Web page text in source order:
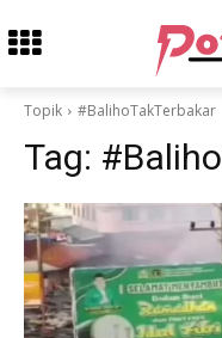
Topik #BalihoTakTerbakar
Tag: